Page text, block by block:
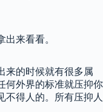
来看看。
来的时候就有很多属
何外界的标准就压抑你
不得人的。所有压抑人